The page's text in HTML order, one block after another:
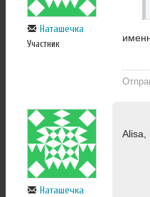
Наташечка
Участник
Наташечка
Alisa,